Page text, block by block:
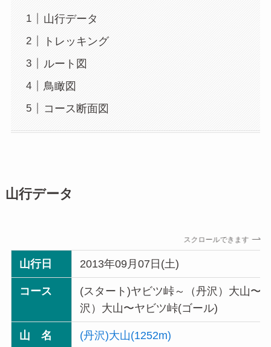
山行データ
トレッキング
ルート図
鳥瞰図
コース断面図
山行データ
スクロールできます
山行日 2013年09月07日(土)
コース
(スタート)ヤビツ峠～（丹沢）大山〜
沢）大山〜ヤビツ峠(ゴール)
山 名 (丹沢)大山(1252m)